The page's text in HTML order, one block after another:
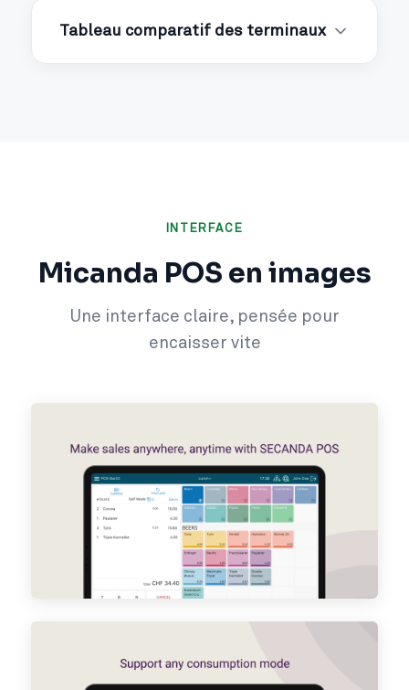
Tableau comparatif des terminaux
INTERFACE
Micanda POS en images
Une interface claire, pensée pour
encaisser vite